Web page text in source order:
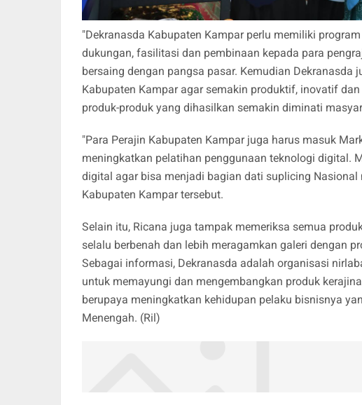
"Dekranasda Kabupaten Kampar perlu memiliki
dukungan, fasilitasi dan pembinaan kepada para
bersaing dengan pangsa pasar. Kemudian Dekranasda
Kabupaten Kampar agar semakin produktif, inovatif
produk-produk yang dihasilkan semakin diminati
"Para Perajin Kabupaten Kampar juga harus masuk
meningkatkan pelatihan penggunaan teknologi digital.
digital agar bisa menjadi bagian dati suplicing Nasional
Kabupaten Kampar tersebut.
Selain itu, Ricana juga tampak memeriksa semua
selalu berbenah dan lebih meragamkan galeri dengan
Sebagai informasi, Dekranasda adalah organisasi
untuk memayungi dan mengembangkan produk
berupaya meningkatkan kehidupan pelaku bisnisnya
Menengah. (Ril)